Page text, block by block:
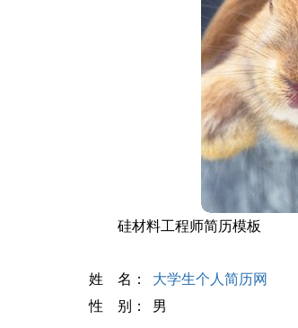
硅材料工程师简历模板
姓 名：
大学生个人简历网
性 别：
男